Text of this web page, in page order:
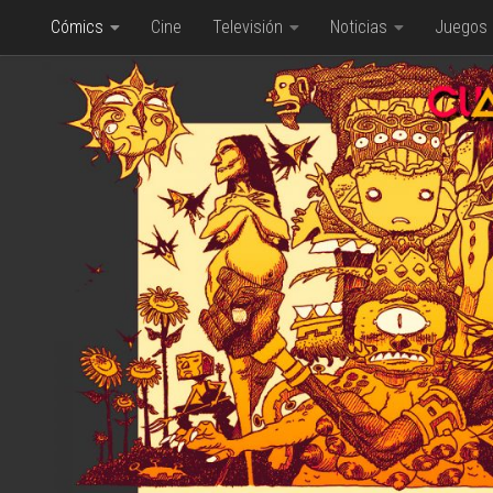
Saltar al contenido
Cómics Cine Televisión Noticias Juegos